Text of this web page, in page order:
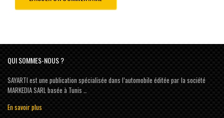
QUI SOMMES-NOUS ?
SAYARTI est une publication spécialisée dans l’automobile éditée par la société
MARKEDIA SARL basée à Tunis …
En savoir plus